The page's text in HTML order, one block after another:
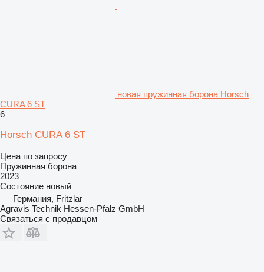
новая пружинная борона Horsch
CURA 6 ST
6
Horsch CURA 6 ST
Цена по запросу
Пружинная борона
2023
Состояние новый
Германия, Fritzlar
Agravis Technik Hessen-Pfalz GmbH
Связаться с продавцом